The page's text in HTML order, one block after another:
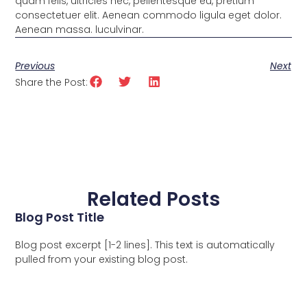
consectetuer elit. Aenean commodo ligula eget dolor.
Aenean massa. luculvinar.
Previous
Next
Share the Post:
Related Posts
Blog Post Title
Blog post excerpt [1-2 lines]. This text is automatically
pulled from your existing blog post.